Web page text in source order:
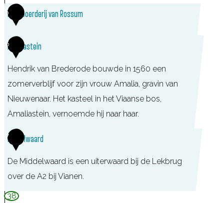
5Kaasboerderij van Rossum
6Amaliastein
Hendrik van Brederode bouwde in 1560 een
zomerverblijf voor zijn vrouw Amalia, gravin van
Nieuwenaar. Het kasteel in het Viaanse bos,
Amaliastein, vernoemde hij naar haar.
7Middelwaard
De Middelwaard is een uiterwaard bij de Lekbrug
over de A2 bij Vianen.
38